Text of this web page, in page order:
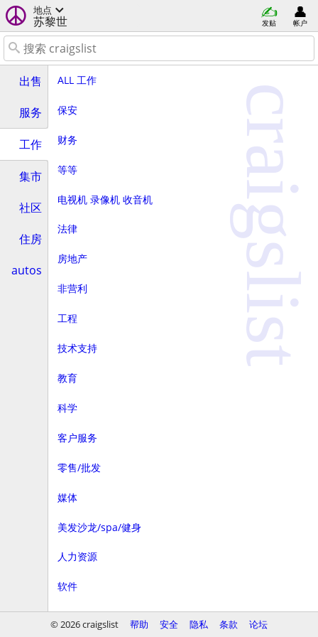
地点
苏黎世 发贴 帐户
出售
服务
工作
集市
社区
住房
autos
ALL 工作
保安
财务
等等
电视机 录像机 收音机
法律
房地产
非营利
工程
技术支持
教育
科学
客户服务
零售/批发
媒体
美发沙龙/spa/健身
人力资源
软件
商务
craigslist
© 2026 craigslist 帮助 安全 隐私 条款 论坛